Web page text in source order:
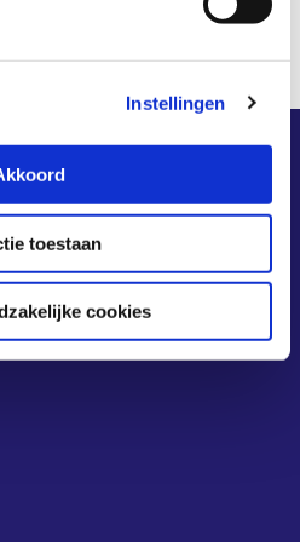
Instellingen
toestaan
cookies